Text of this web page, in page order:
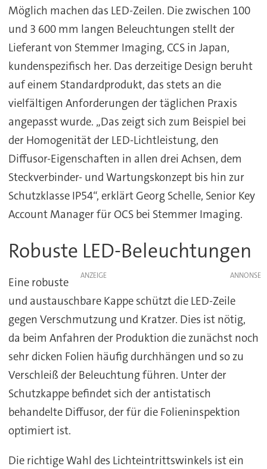
Möglich machen das LED-Zeilen. Die zwischen 100
und 3 600 mm langen Beleuchtungen stellt der
Lieferant von Stemmer Imaging, CCS in Japan,
kundenspezifisch her. Das derzeitige Design beruht
auf einem Standardprodukt, das stets an die
vielfältigen Anforderungen der täglichen Praxis
angepasst wurde. „Das zeigt sich zum Beispiel bei
der Homogenität der LED-Lichtleistung, den
Diffusor-Eigenschaften in allen drei Achsen, dem
Steckverbinder- und Wartungskonzept bis hin zur
Schutzklasse IP54“, erklärt Georg Schelle, Senior Key
Account Manager für OCS bei Stemmer Imaging.
Robuste LED-Beleuchtungen
ANZEIGE
Eine robuste
und austauschbare Kappe schützt die LED-Zeile
gegen Verschmutzung und Kratzer. Dies ist nötig,
da beim Anfahren der Produktion die zunächst noch
sehr dicken Folien häufig durchhängen und so zu
Verschleiß der Beleuchtung führen. Unter der
Schutzkappe befindet sich der antistatisch
behandelte Diffusor, der für die Folieninspektion
optimiert ist.
Die richtige Wahl des Lichteintrittswinkels ist ein